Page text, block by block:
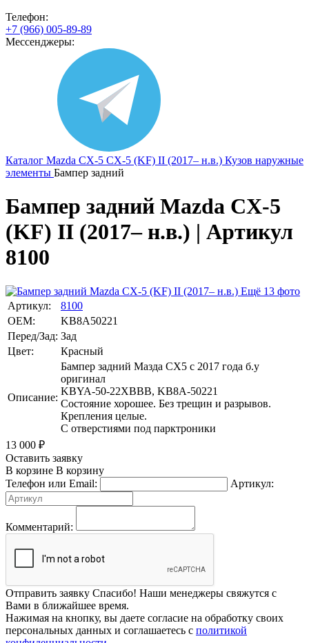
Телефон:
+7 (966) 005-89-89
Мессенджеры:
Каталог Mazda CX-5 CX-5 (KF) II (2017– н.в.) Кузов наружные
элементы Бампер задний
Бампер задний Mazda CX-5
(KF) II (2017– н.в.) | Артикул
8100
Ещё 13 фото
Артикул:
8100
OEM:
KB8A50221
Перед/Зад: Зад
Цвет:
Красный
Описание:
Бампер задний Мазда СХ5 с 2017 года б.у
оригинал
KBYA-50-22XBBB, KB8A-50221
Состояние хорошее. Без трещин и разрывов.
Крепления целые.
С отверстиями под парктроники
13 000 ₽
Оставить заявку
В корзине В корзину
Телефон или Email:
Артикул:
Комментарий:
Отправить заявку Спасибо! Наши менеджеры свяжутся с
Вами в ближайшее время.
Нажимая на кнопку, вы даете согласие на обработку своих
персональных данных и соглашаетесь с политикой